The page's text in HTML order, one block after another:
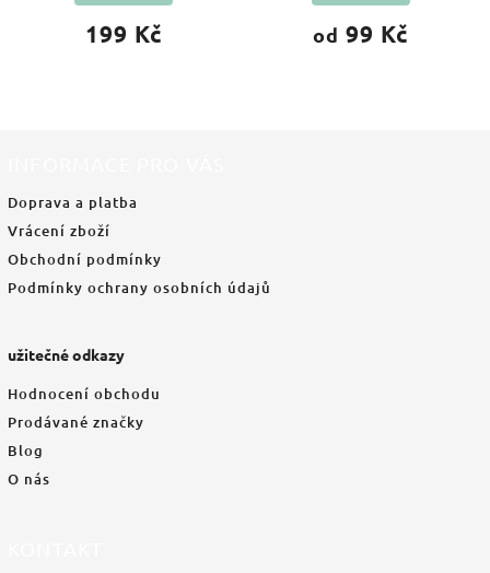
199 Kč od 99 Kč
Doprava a platba
Vrácení zboží
Obchodní podmínky
Podmínky ochrany osobních údajů
užitečné odkazy
Hodnocení obchodu
Prodávané značky
Blog
O nás